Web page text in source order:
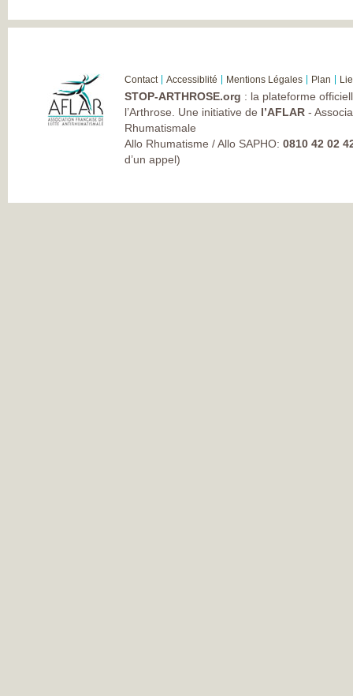
Contact Accessiblité Mentions Légales Plan
STOP-ARTHROSE.org : la plateforme
l’Arthrose. Une initiative de l’AFLAR -
Rhumatismale
Allo Rhumatisme / Allo SAPHO: 0810 42 02
d’un appel)